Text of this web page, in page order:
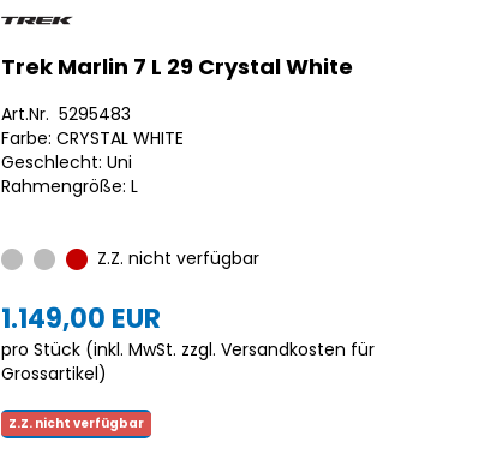
Trek Marlin 7 L 29 Crystal White
Art.Nr. 5295483
Farbe: CRYSTAL WHITE
Geschlecht: Uni
Rahmengröße: L
Z.Z. nicht verfügbar
1.149,00 EUR
pro Stück (inkl. MwSt. zzgl. Versandkosten für
Grossartikel)
Z.Z. nicht verfügbar